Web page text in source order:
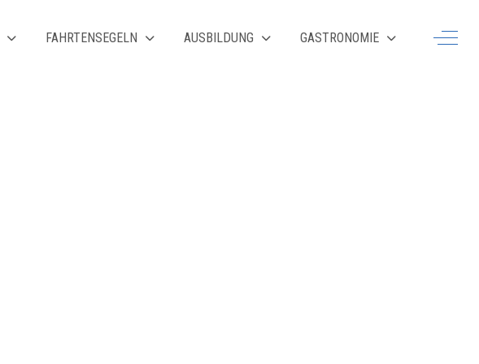
FAHRTENSEGELN AUSBILDUNG GASTRONOMIE Off-